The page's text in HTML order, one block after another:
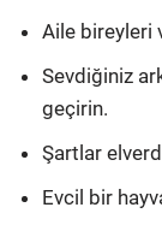
Aile bireyleri
Sevdiğiniz
geçirin.
Şartlar
Evcil bir